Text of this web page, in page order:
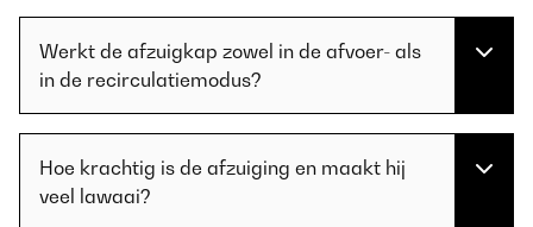
Werkt de afzuigkap zowel in de afvoer- als
in de recirculatiemodus?
Hoe krachtig is de afzuiging en maakt hij
veel lawaai?